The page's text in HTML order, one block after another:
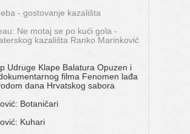
- gostovanje kazališta
Ne motaj se po kući gola -
kazališta Ranko Marinković
Udruge Klape Balatura Opuzen i
filma Fenomen lađa
dana Hrvatskog sabora
Botaničari
Kuhari